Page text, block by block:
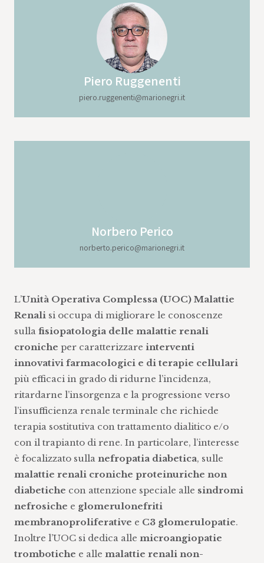
Piero Ruggenenti
piero.ruggenenti@marionegri.it
Norbero Perico
norberto.perico@marionegri.it
L’Unità Operativa Complessa (UOC) Malattie
Renali si occupa di migliorare le conoscenze
sulla fisiopatologia delle malattie renali
croniche per caratterizzare interventi
innovativi farmacologici e di terapie cellulari
più efficaci in grado di ridurne l’incidenza,
ritardarne l’insorgenza e la progressione verso
l’insufficienza renale terminale che richiede
terapia sostitutiva con trattamento dialitico e/o
con il trapianto di rene. In particolare, l’interesse
è focalizzato sulla nefropatia diabetica, sulle
malattie renali croniche proteinuriche non
diabetiche con attenzione speciale alle sindromi
nefrosiche e glomerulonefriti
membranoproliferative e C3 glomerulopatie.
Inoltre l’UOC si dedica alle microangiopatie
trombotiche e alle malattie renali non-